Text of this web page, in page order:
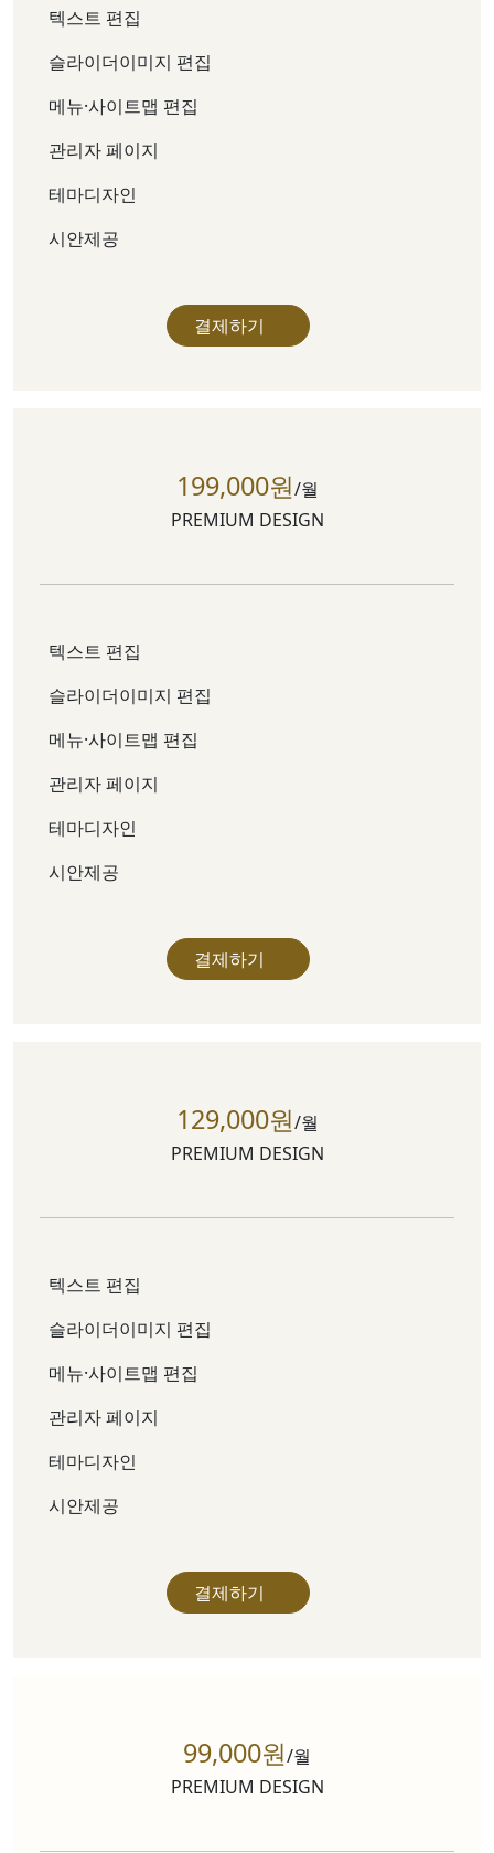
텍스트 편집
슬라이더이미지 편집
메뉴·사이트맵 편집
관리자 페이지
테마디자인
시안제공
결제하기
199,000원/월
PREMIUM DESIGN
텍스트 편집
슬라이더이미지 편집
메뉴·사이트맵 편집
관리자 페이지
테마디자인
시안제공
결제하기
129,000원/월
PREMIUM DESIGN
텍스트 편집
슬라이더이미지 편집
메뉴·사이트맵 편집
관리자 페이지
테마디자인
시안제공
결제하기
99,000원/월
PREMIUM DESIGN